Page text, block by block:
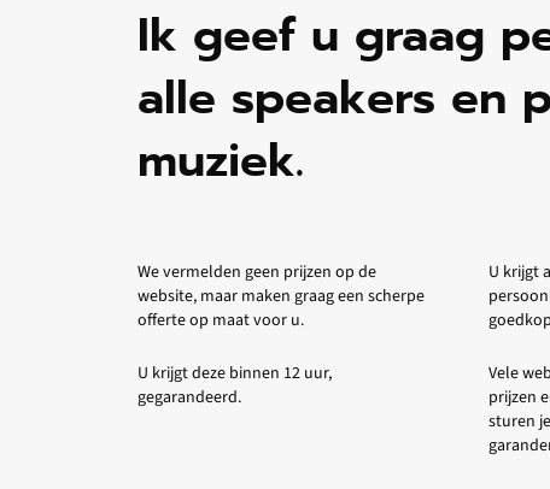
Ik geef u graag
alle speakers en
muziek.
We vermelden geen prijzen op de
website, maar maken graag een scherpe
offerte op maat voor u.
U krijgt deze binnen 12 uur,
gegarandeerd.
U krijgt
Vele
prijzen
sturen